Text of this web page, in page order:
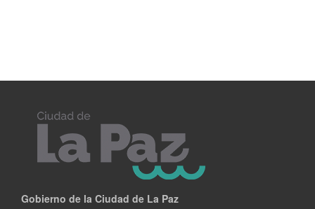
Gobierno de la Ciudad de La Paz